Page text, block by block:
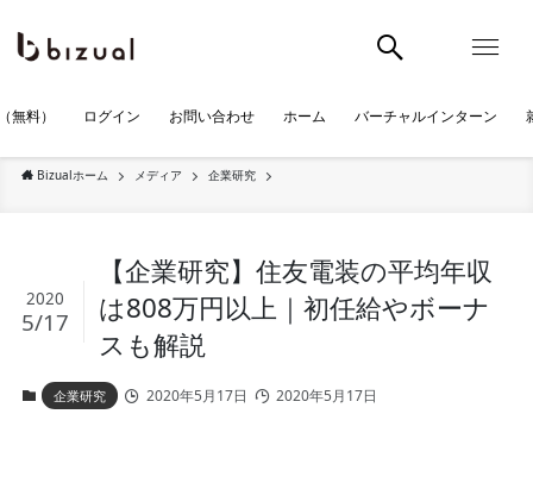
無料） ログイン お問い合わせ ホーム バーチャルインターン
Bizualホーム メディア 企業研究
【企業研究】住友電装の平均年収
は808万円以上｜初任給やボーナ
スも解説
2020
5/17
企業研究 2020年5月17日 2020年5月17日